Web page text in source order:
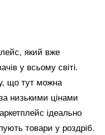
який вже
у всьому світі.
що тут можна
низькими цінами
ідеально
товари у роздріб.